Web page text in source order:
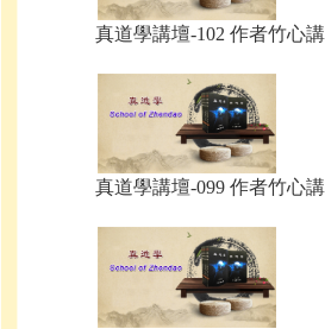
真道學講壇-102 作者竹心
真道學講壇-099 作者竹心